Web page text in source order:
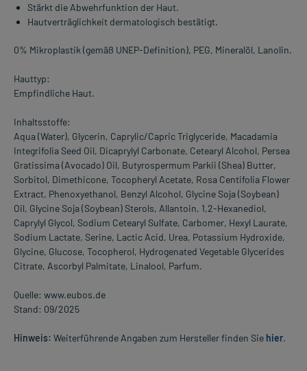
Stärkt die Abwehrfunktion der Haut.
Hautverträglichkeit dermatologisch bestätigt.
0% Mikroplastik (gemäß UNEP-Definition), PEG, Mineralöl, Lanolin.
Hauttyp:
Empfindliche Haut.
Inhaltsstoffe:
Aqua (Water), Glycerin, Caprylic/Capric Triglyceride, Macadamia
Integrifolia Seed Oil, Dicaprylyl Carbonate, Cetearyl Alcohol, Persea
Gratissima (Avocado) Oil, Butyrospermum Parkii (Shea) Butter,
Sorbitol, Dimethicone, Tocopheryl Acetate, Rosa Centifolia Flower
Extract, Phenoxyethanol, Benzyl Alcohol, Glycine Soja (Soybean)
Oil, Glycine Soja (Soybean) Sterols, Allantoin, 1,2-Hexanediol,
Caprylyl Glycol, Sodium Cetearyl Sulfate, Carbomer, Hexyl Laurate,
Sodium Lactate, Serine, Lactic Acid, Urea, Potassium Hydroxide,
Glycine, Glucose, Tocopherol, Hydrogenated Vegetable Glycerides
Citrate, Ascorbyl Palmitate, Linalool, Parfum.
Quelle: www.eubos.de
Stand: 09/2025
Hinweis: Weiterführende Angaben zum Hersteller finden Sie hier.